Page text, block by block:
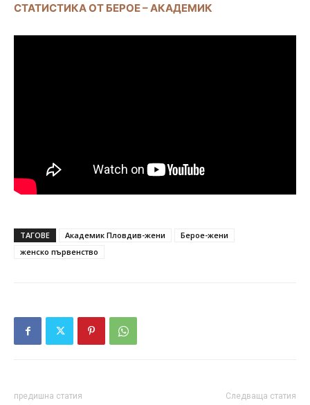
СТАТИСТИКА ОТ БЕРОЕ – АКАДЕМИК
ТАГОВЕ Академик Пловдив-жени
Берое-жени
женско първенство
предишна статия Следваща статия